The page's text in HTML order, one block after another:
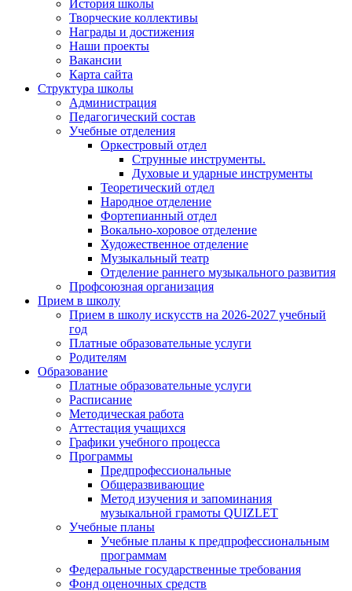
История школы
Творческие коллективы
Награды и достижения
Наши проекты
Вакансии
Карта сайта
Структура школы
Администрация
Педагогический состав
Учебные отделения
Оркестровый отдел
Струнные инструменты.
Духовые и ударные инструменты
Теоретический отдел
Народное отделение
Фортепианный отдел
Вокально-хоровое отделение
Художественное отделение
Музыкальный театр
Отделение раннего музыкального развития
Профсоюзная организация
Прием в школу
Прием в школу искусств на 2026-2027 учебный
год
Платные образовательные услуги
Родителям
Образование
Платные образовательные услуги
Расписание
Методическая работа
Аттестация учащихся
Графики учебного процесса
Программы
Предпрофессиональные
Общеразвивающие
Метод изучения и запоминания
музыкальной грамоты QUIZLET
Учебные планы
Учебные планы к предпрофессиональным
программам
Федеральные государственные требования
Фонд оценочных средств